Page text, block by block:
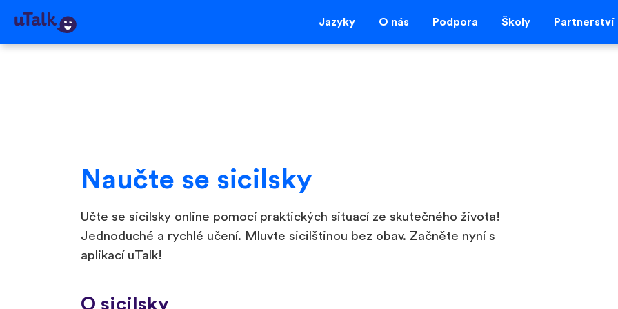
Jazyky O nás Podpora Školy Partnerství
Naučte se sicilsky
Učte se sicilsky online pomocí praktických situací ze skutečného života!
Jednoduché a rychlé učení. Mluvte sicilštinou bez obav. Začněte nyní s
aplikací uTalk!
O sicilsky